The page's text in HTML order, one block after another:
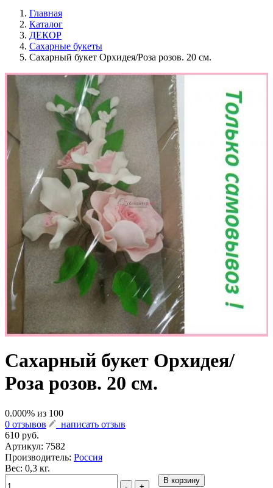
Главная
Каталог
ДЕКОР
Сахарные букеты
Сахарный букет Орхидея/Роза розов. 20 см.
Сахарный букет Орхидея/
Роза розов. 20 см.
0.000% из 100
0 отзывов
написать отзыв
610 руб.
Артикул: 7582
Производитель: Россия
Вес: 0,3 кг.
В корзину